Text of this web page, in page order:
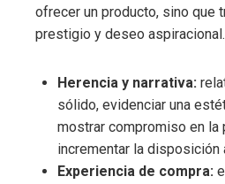
ofrecer un producto, sino que
prestigio y deseo aspiracional.
Herencia y narrativa:
sólido, evidenciar una
mostrar compromiso en la
incrementar la disposición
Experiencia de compra: